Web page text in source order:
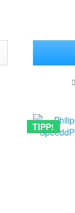
TIPP!